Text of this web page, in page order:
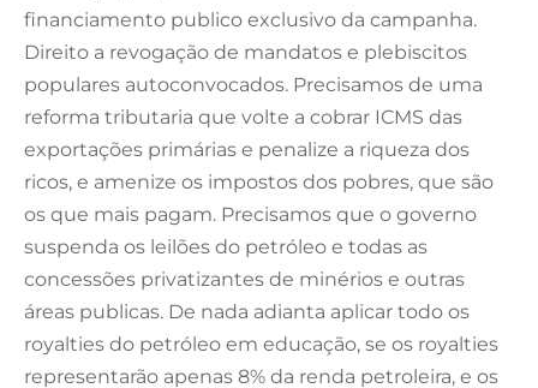
financiamento publico exclusivo da campanha.
Direito a revogação de mandatos e plebiscitos
populares autoconvocados. Precisamos de uma
reforma tributaria que volte a cobrar ICMS das
exportações primárias e penalize a riqueza dos
ricos, e amenize os impostos dos pobres, que são
os que mais pagam. Precisamos que o governo
suspenda os leilões do petróleo e todas as
concessões privatizantes de minérios e outras
áreas publicas. De nada adianta aplicar todo os
royalties do petróleo em educação, se os royalties
representarão apenas 8% da renda petroleira, e os